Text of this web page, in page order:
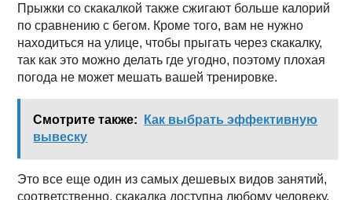
Прыжки со скакалкой также сжигают больше калорий
по сравнению с бегом. Кроме того, вам не нужно
находиться на улице, чтобы прыгать через скакалку,
так как это можно делать где угодно, поэтому плохая
погода не может мешать вашей тренировке.
Смотрите также:
Как выбрать эффективную
вывеску
Это все еще один из самых дешевых видов занятий,
соответственно, скакалка доступна любому человеку.